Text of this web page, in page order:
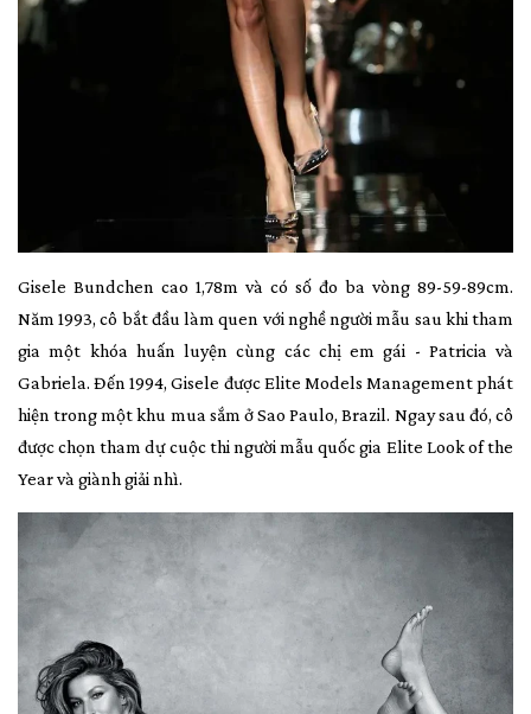
Gisele Bundchen cao 1,78m và có số đo ba vòng 89-59-89cm.
Năm 1993, cô bắt đầu làm quen với nghề người mẫu sau khi tham
gia một khóa huấn luyện cùng các chị em gái - Patricia và
Gabriela. Đến 1994, Gisele được Elite Models Management phát
hiện trong một khu mua sắm ở Sao Paulo, Brazil. Ngay sau đó, cô
được chọn tham dự cuộc thi người mẫu quốc gia Elite Look of the
Year và giành giải nhì.